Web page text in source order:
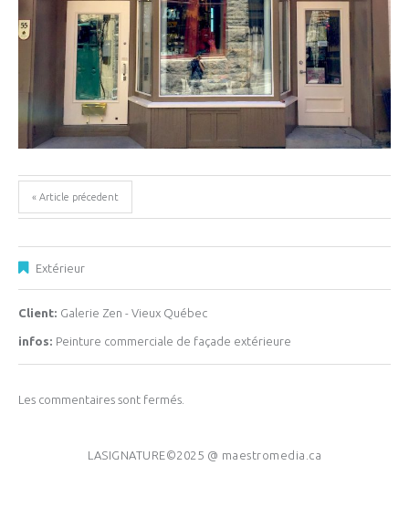
« Article précedent
Extérieur
Client: Galerie Zen - Vieux Québec
infos: Peinture commerciale de façade extérieure
Les commentaires sont fermés.
LASIGNATURE©2025 @ maestromedia.ca